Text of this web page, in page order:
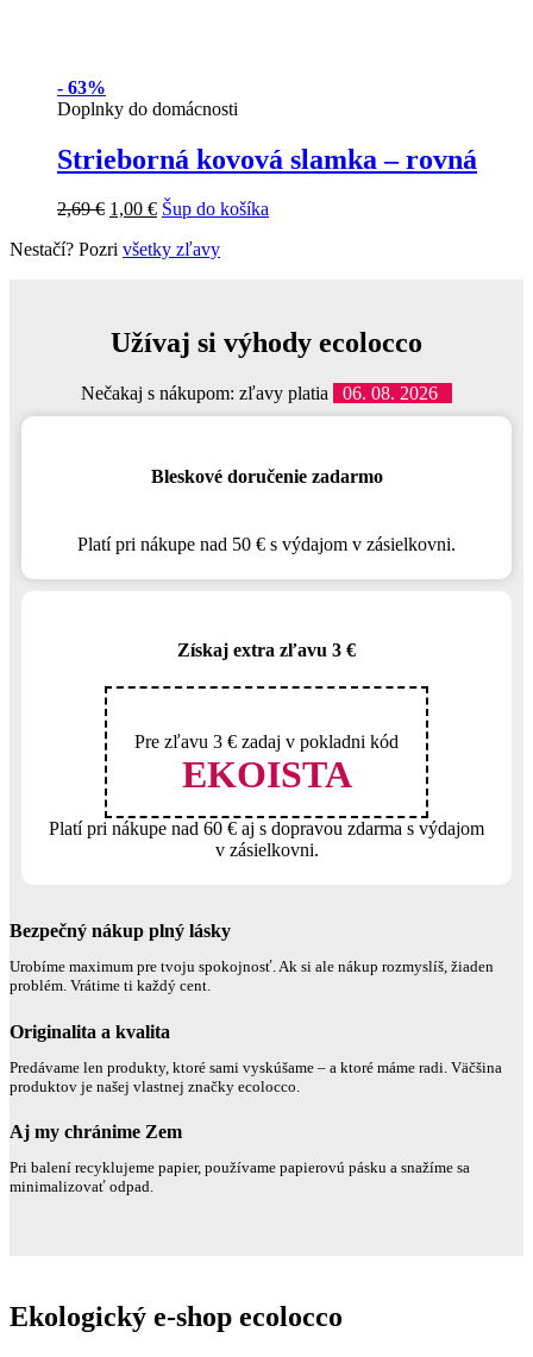
- 63%
Doplnky do domácnosti
Strieborná kovová slamka – rovná
2,69€ 1,00 € Šup do košíka
Nestačí? Pozri všetky zľavy
Užívaj si výhody ecolocco
Nečakaj s nákupom: zľavy platia 06. 08. 2026
Bleskové doručenie zadarmo
Platí pri nákupe nad 50 € s výdajom v zásielkovni.
Získaj extra zľavu 3 €
Pre zľavu 3 € zadaj v pokladni kód
EKOISTA
Platí pri nákupe nad 60 € aj s dopravou zdarma s výdajom
v zásielkovni.
Bezpečný nákup plný lásky
Urobíme maximum pre tvoju spokojnosť. Ak si ale nákup rozmyslíš, žiaden
problém. Vrátime ti každý cent.
Originalita a kvalita
Predávame len produkty, ktoré sami vyskúšame – a ktoré máme radi. Väčšina
produktov je našej vlastnej značky ecolocco.
Aj my chránime Zem
Pri balení recyklujeme papier, používame papierovú pásku a snažíme sa
minimalizovať odpad.
Ekologický e-shop ecolocco